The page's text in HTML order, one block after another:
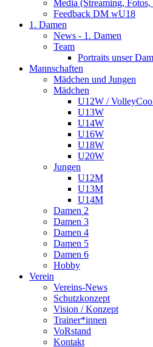
Media (Streaming, Fotos,
Feedback DM wU18
1. Damen
News - 1. Damen
Team
Portraits unser
Mannschaften
Mädchen und Jungen
Mädchen
U12W /
U13W
U14W
U16W
U18W
U20W
Jungen
U12M
U13M
U14M
Damen 2
Damen 3
Damen 4
Damen 5
Damen 6
Hobby
Verein
Vereins-News
Schutzkonzept
Vision / Konzept
Trainer*innen
VoRstand
Kontakt